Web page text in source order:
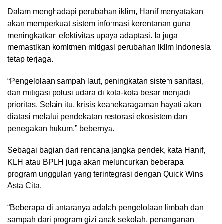
Dalam menghadapi perubahan iklim, Hanif menyatakan
akan memperkuat sistem informasi kerentanan guna
meningkatkan efektivitas upaya adaptasi. Ia juga
memastikan komitmen mitigasi perubahan iklim Indonesia
tetap terjaga.
“Pengelolaan sampah laut, peningkatan sistem sanitasi,
dan mitigasi polusi udara di kota-kota besar menjadi
prioritas. Selain itu, krisis keanekaragaman hayati akan
diatasi melalui pendekatan restorasi ekosistem dan
penegakan hukum,” bebernya.
Sebagai bagian dari rencana jangka pendek, kata Hanif,
KLH atau BPLH juga akan meluncurkan beberapa
program unggulan yang terintegrasi dengan Quick Wins
Asta Cita.
“Beberapa di antaranya adalah pengelolaan limbah dan
sampah dari program gizi anak sekolah, penanganan